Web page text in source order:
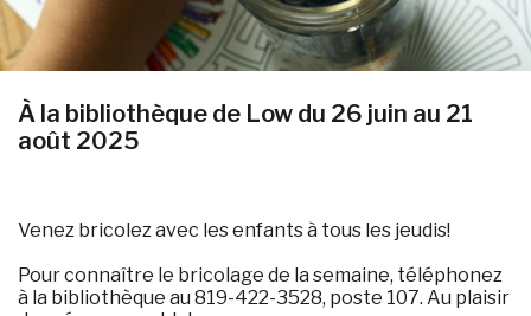
À la bibliothèque de Low du 26 juin au 21
août 2025
Venez bricolez avec les enfants à tous les jeudis!
Pour connaître le bricolage de la semaine, téléphonez
à la bibliothèque au 819-422-3528, poste 107. Au plaisir